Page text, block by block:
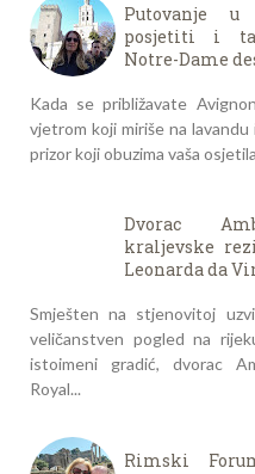
Putovanje u
posjetiti i
Notre-Dame
Kada se približavate
vjetrom koji miriše na
prizor koji obuzima vaša
Dvorac
kraljevske
Leonarda da
Smješten na stjenovitoj
veličanstven pogled na
istoimeni gradić, dvorac
Royal...
Rimski